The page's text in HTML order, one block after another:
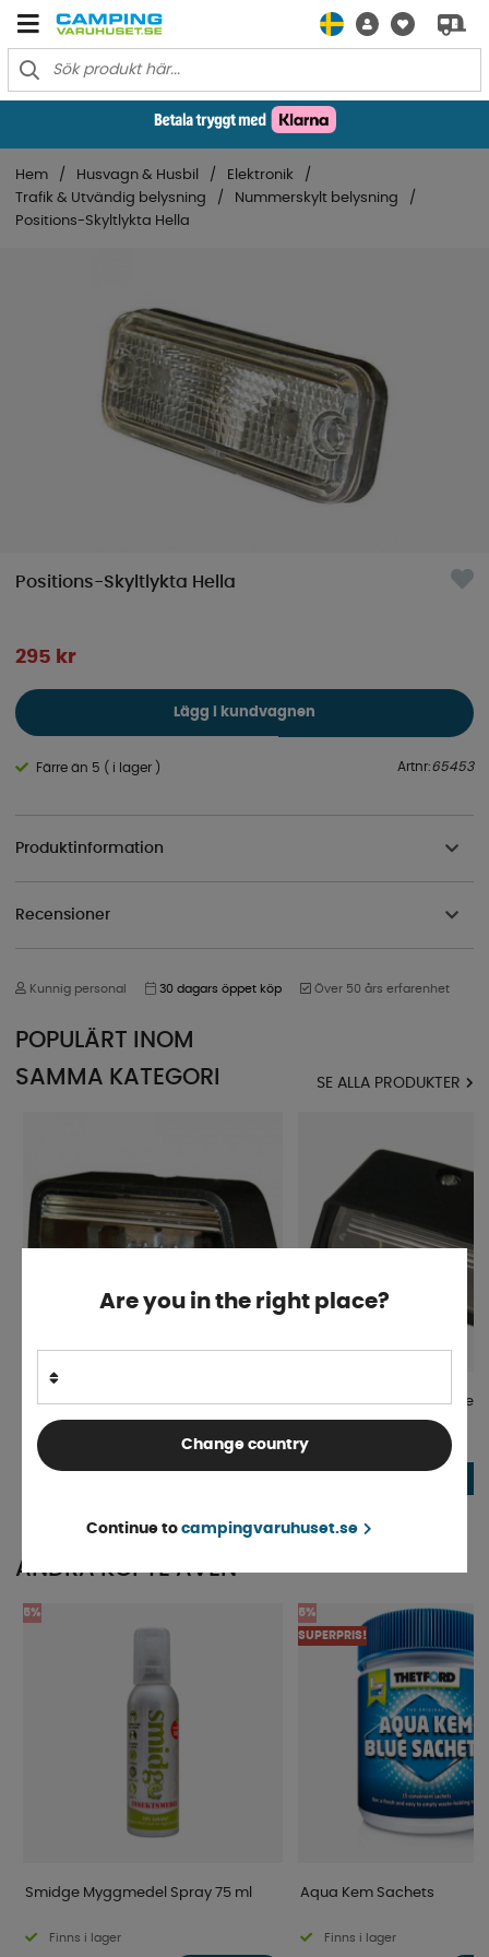
Hem Husvagn & Husbil
Elektronik
Trafik & Utvändig belysning
Nummerskylt belysning
Positions-Skyltlykta Hella
Positions-Skyltlykta Hella
295 kr
Lägg i kundvagnen
Färre än 5 ( i lager ) Artnr:65453
Produktinformation
Recensioner
Kunnig personal 30 dagars öppet köp Över 50 års erfarenhet
POPULÄRT INOM
SAMMA KATEGORI
SE ALLA PRODUKTER
Nummerskyltsbelysning XL Svart
ProPlus
68x38 mm
ANDRA KÖPTE ÄVEN
5%
Smidge Myggmedel Spray 75 ml
Finns i lager
5%
SUPERPRIS!
Aqua Kem Sachets
Finns i lager
Are you in the right place?
Change country
Continue to campingvaruhuset.se